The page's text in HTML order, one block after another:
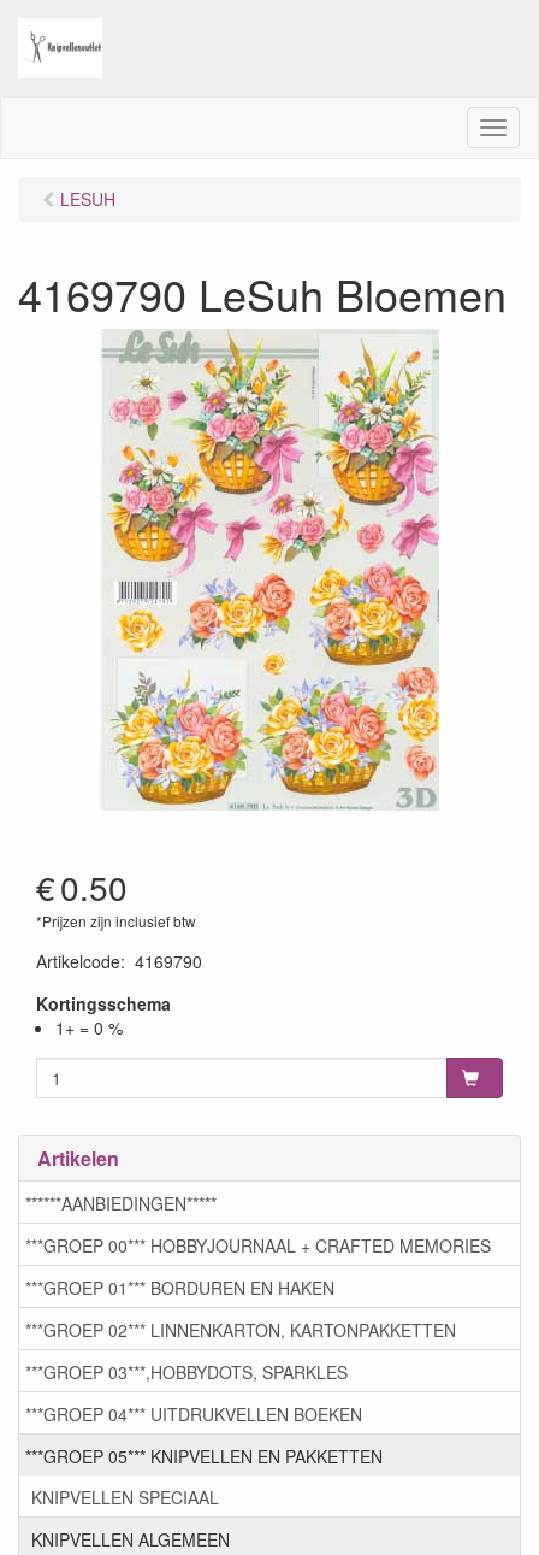
M
e
LESUH
4169790 LeSuh Bloemen
€0.50
*Prijzen zijn inclusief btw
Artikelcode: 4169790
Kortingsschema
1+ = 0 %
Artikelen
******AANBIEDINGEN*****
***GROEP 00*** HOBBYJOURNAAL + CRAFTED MEMORIES
***GROEP 01*** BORDUREN EN HAKEN
***GROEP 02*** LINNENKARTON, KARTONPAKKETTEN
***GROEP 03***,HOBBYDOTS, SPARKLES
***GROEP 04*** UITDRUKVELLEN BOEKEN
***GROEP 05*** KNIPVELLEN EN PAKKETTEN
KNIPVELLEN SPECIAAL
KNIPVELLEN ALGEMEEN